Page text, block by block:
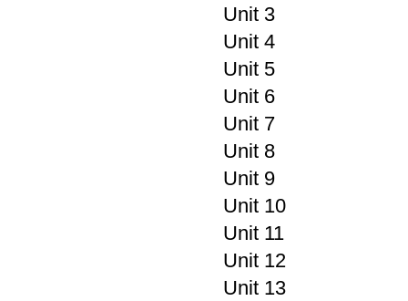
Unit 3
Unit 4
Unit 5
Unit 6
Unit 7
Unit 8
Unit 9
Unit 10
Unit 11
Unit 12
Unit 13